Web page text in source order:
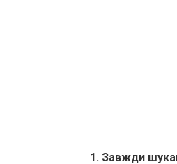
1. Завжди